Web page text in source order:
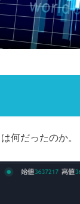
何だったのか。